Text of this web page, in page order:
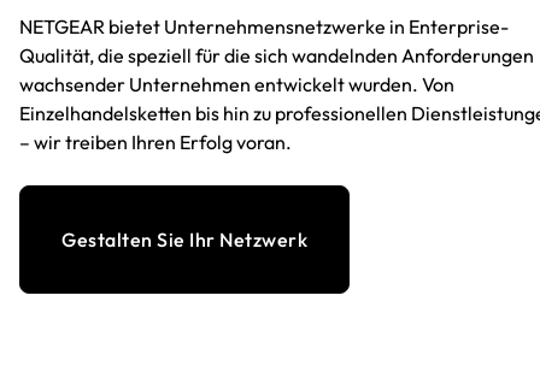
NETGEAR bietet Unternehmensnetzwerke in Enterprise-
Qualität, die speziell für die sich wandelnden Anforderungen
wachsender Unternehmen entwickelt wurden. Von
Einzelhandelsketten bis hin zu professionellen
– wir treiben Ihren Erfolg voran.​
Gestalten Sie Ihr Netzwerk